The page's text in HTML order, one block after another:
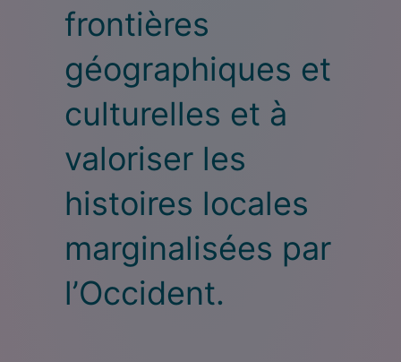
frontières
géographiques et
culturelles et à
valoriser les
histoires locales
marginalisées par
l’Occident.